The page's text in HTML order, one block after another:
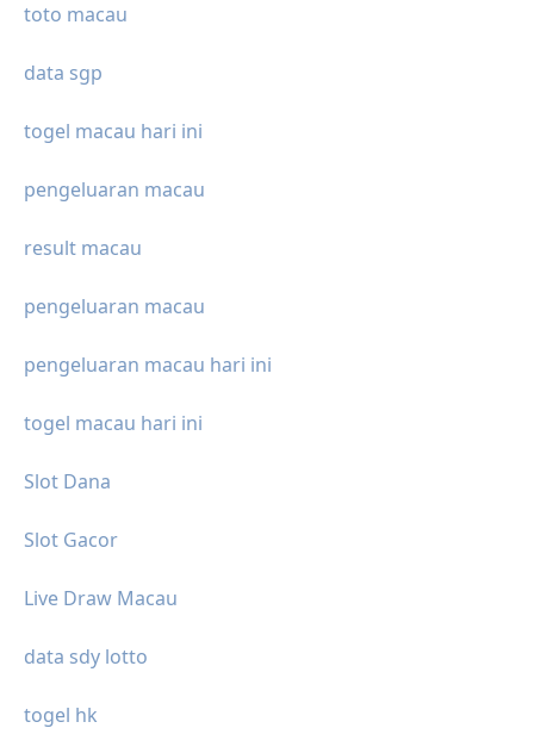
toto macau
data sgp
togel macau hari ini
pengeluaran macau
result macau
pengeluaran macau
pengeluaran macau hari ini
togel macau hari ini
Slot Dana
Slot Gacor
Live Draw Macau
data sdy lotto
togel hk